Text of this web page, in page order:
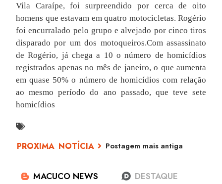
Vila Caraípe, foi surpreendido por cerca de oito
homens que estavam em quatro motocicletas. Rogério
foi encurralado pelo grupo e alvejado por cinco tiros
disparado por um dos motoqueiros.Com assassinato
de Rogério, já chega a 10 o número de homicídios
registrados apenas no mês de janeiro, o que aumenta
em quase 50% o número de homicídios com relação
ao mesmo período do ano passado, que teve sete
homicídios
Postagem mais antiga